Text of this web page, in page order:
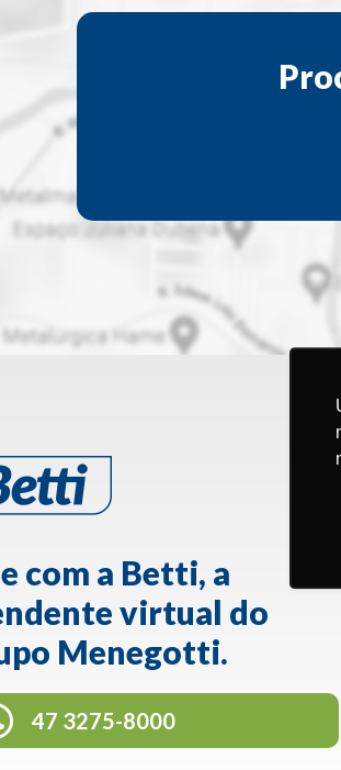
com a Betti, a
virtual do
Menegotti.
47 3275-8000